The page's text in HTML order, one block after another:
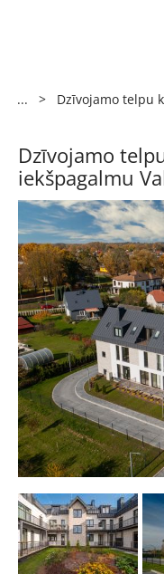
... > Dzīvojamo telpu
Dzīvojamo
iekšpagalmu